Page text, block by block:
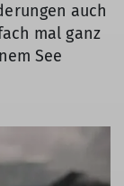
auch
mal ganz
See